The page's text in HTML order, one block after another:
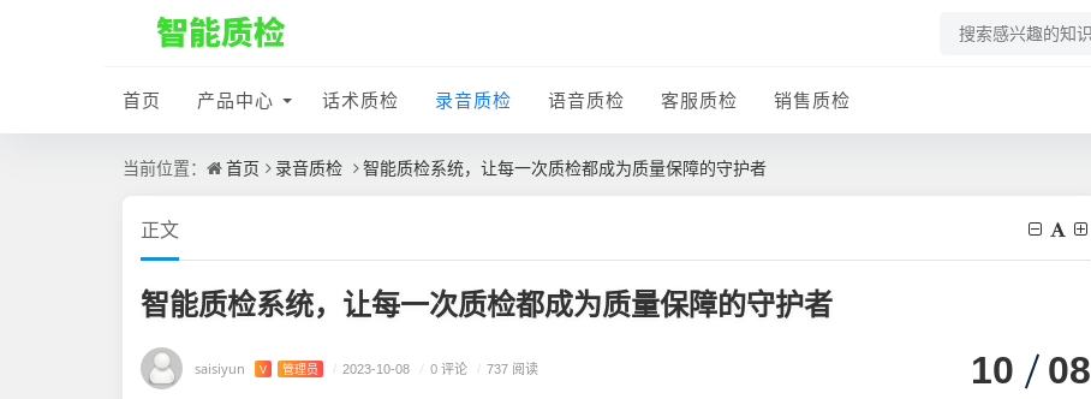
首页 产品中心 话术质检 录音质检 语音质检 客服质检 销售质检
当前位置： 首页 录音质检 智能质检系统，让每一次质检都成为质量保障的守护者
正文
智能质检系统，让每一次质检都成为质量保障的守护者
saisiyun V 管理员 / 2023-10-08 / 0 评论 / 737 阅读 10 08